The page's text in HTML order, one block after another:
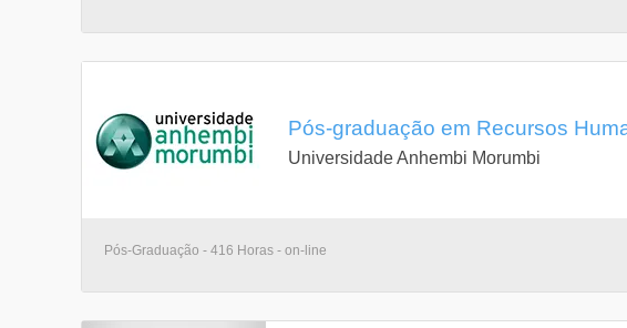
Pós-graduação em Recursos
Universidade Anhembi Morumbi
Pós-Graduação - 416 Horas - on-line